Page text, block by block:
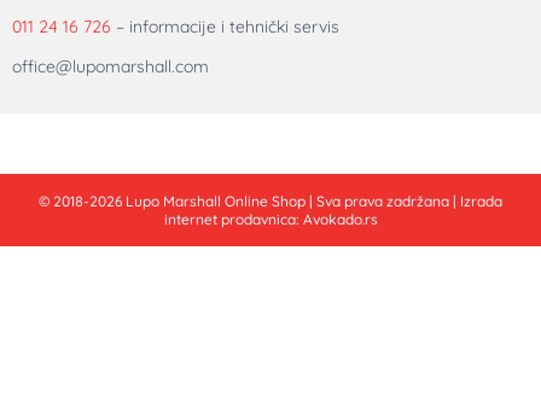
011 24 16 726 – informacije i tehnički servis
office@lupomarshall.com
© 2018-2026 Lupo Marshall Online Shop | Sva prava zadržana | Izrada
internet prodavnica: Avokado.rs